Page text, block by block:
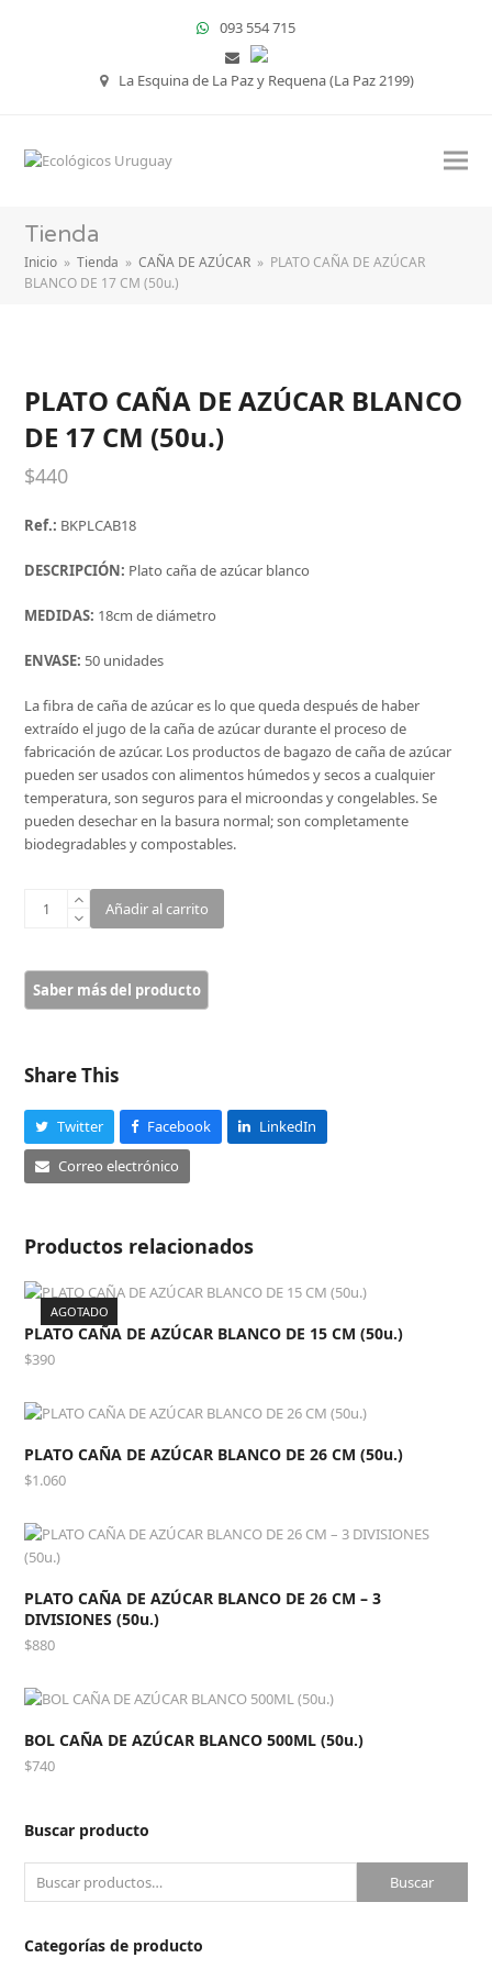
093 554 715
La Esquina de La Paz y Requena (La Paz 2199)
Tienda
Inicio » Tienda » CAÑA DE AZÚCAR » PLATO CAÑA DE AZÚCAR
BLANCO DE 17 CM (50u.)
PLATO CAÑA DE AZÚCAR BLANCO
DE 17 CM (50u.)
$440
Ref.: BKPLCAB18
DESCRIPCIÓN: Plato caña de azúcar blanco
MEDIDAS: 18cm de diámetro
ENVASE: 50 unidades
La fibra de caña de azúcar es lo que queda después de haber
extraído el jugo de la caña de azúcar durante el proceso de
fabricación de azúcar. Los productos de bagazo de caña de azúcar
pueden ser usados con alimentos húmedos y secos a cualquier
temperatura, son seguros para el microondas y congelables. Se
pueden desechar en la basura normal; son completamente
biodegradables y compostables.
AZÚCAR
BLANCO
DE
(50u.)
cantidad
Añadir al carrito
Share This
Twitter Facebook
LinkedIn
Correo electrónico
Productos relacionados
AGOTADO
PLATO CAÑA DE AZÚCAR BLANCO DE 15 CM (50u.)
$390
PLATO CAÑA DE AZÚCAR BLANCO DE 26 CM (50u.)
$1.060
PLATO CAÑA DE AZÚCAR BLANCO DE 26 CM – 3
DIVISIONES (50u.)
$880
BOL CAÑA DE AZÚCAR BLANCO 500ML (50u.)
$740
Buscar producto
Buscar
Categorías de producto